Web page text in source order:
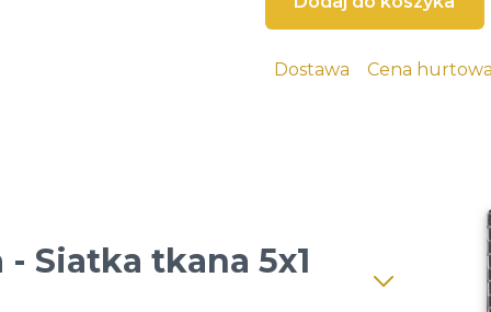
Dostawa Cena hurtowa
Siatka tkana 5x1